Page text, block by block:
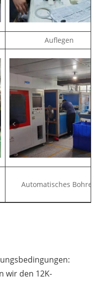
Auflegen
Automatisches Bohren
wir den 12K-